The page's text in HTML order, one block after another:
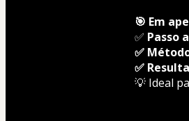
🎯 Em
✅ Passo
✅
✅
💡 Ideal